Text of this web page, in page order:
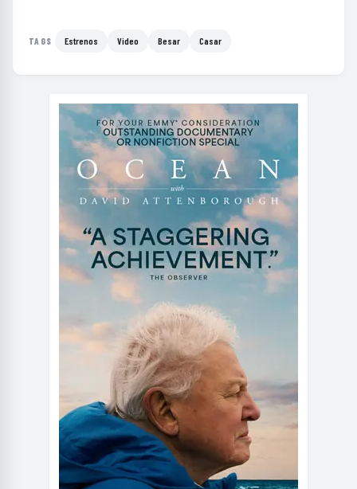
TAGS Estrenos Video Besar Casar